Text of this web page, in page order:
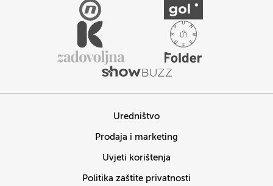
Uredništvo
Prodaja i marketing
Uvjeti korištenja
Politika zaštite privatnosti